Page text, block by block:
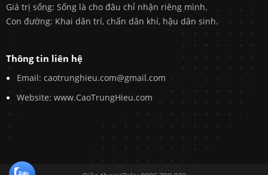
Giá trị sống: Sống là cho đâu chỉ nhận riêng mình.
Con đường: Khai dân trí, chấn dân khí, hậu dân sinh.
Thông tin liên hệ
Email: caotrunghieu.com@gmail.com
Website: www.CaoTrungHieu.com